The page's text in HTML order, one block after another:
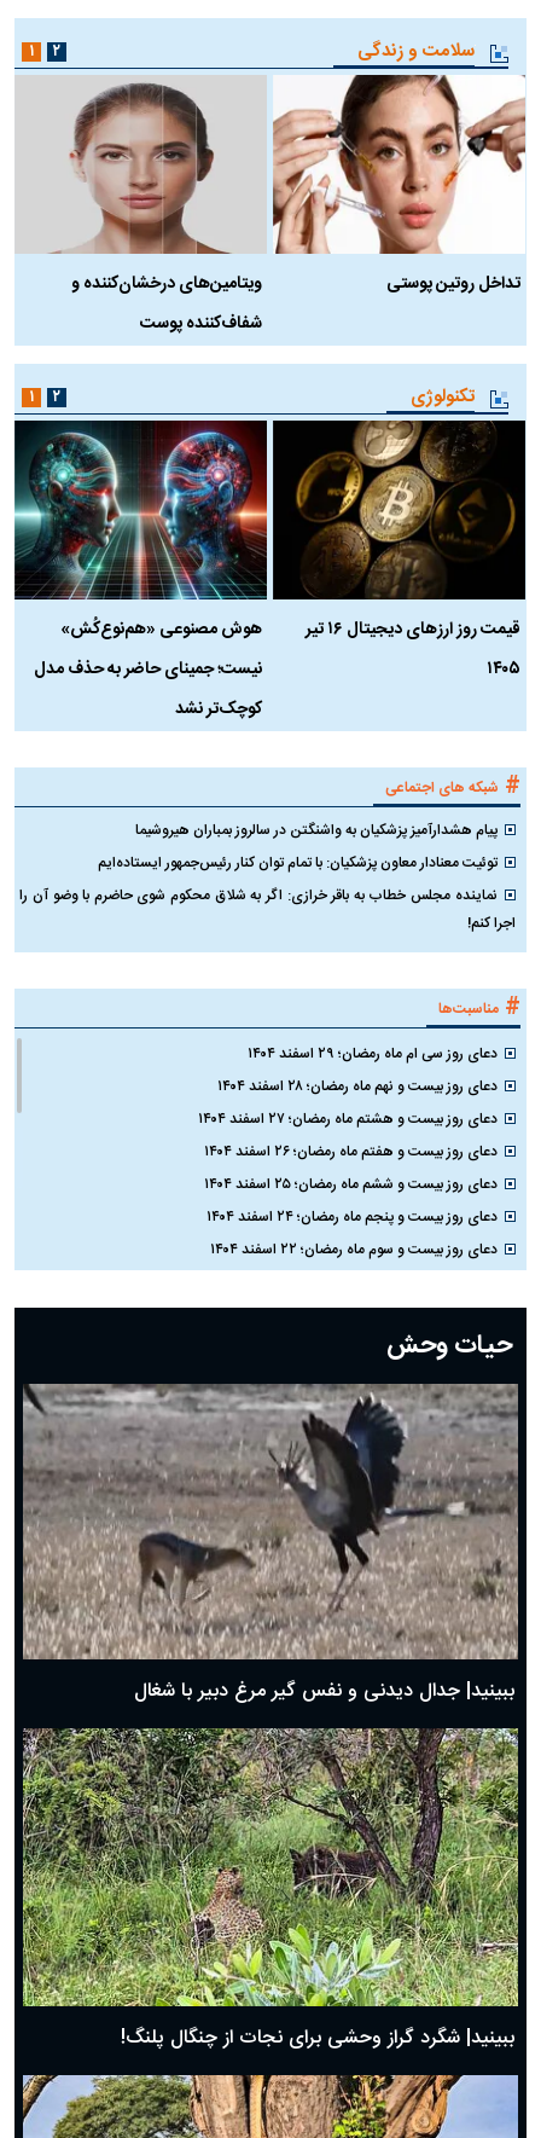
سلامت و زندگی
تداخل روتین پوستی
ویتامین‌های درخشان‌کننده و
شفاف‌کننده پوست
۱ ۲
تکنولوژی
قیمت روز ارز‌های دیجیتال ۱۶ تیر
۱۴۰۵
هوش مصنوعی «هم‌نوع‌کُش»
نیست؛ جمینای حاضر به حذف مدل
کوچک‌تر نشد
۱ ۲
# شبکه های اجتماعی
پیام هشدارآمیز پزشکیان به واشنگتن در سالروز بمباران هیروشیما
توئیت معنادار معاون پزشکیان: با تمام توان کنار رئیس‌جمهور ایستاده‌ایم
نماینده مجلس خطاب به باقر خرازی: اگر به شلاق محکوم شوی حاضرم با وضو آن را
اجرا کنم!
# مناسبت‌ها
دعای روز سی ام ماه رمضان؛ ۲۹ اسفند ۱۴۰۴
دعای روز بیست و نهم ماه رمضان؛ ۲۸ اسفند ۱۴۰۴
دعای روز بیست و هشتم ماه رمضان؛ ۲۷ اسفند ۱۴۰۴
دعای روز بیست و هفتم ماه رمضان؛ ۲۶ اسفند ۱۴۰۴
دعای روز بیست و ششم ماه رمضان؛ ۲۵ اسفند ۱۴۰۴
دعای روز بیست و پنجم ماه رمضان؛ ۲۴ اسفند ۱۴۰۴
دعای روز بیست و سوم ماه رمضان؛ ۲۲ اسفند ۱۴۰۴
دعای روز بیستم ماه رمضان؛ ۱۹ اسفند ۱۴۰۴
دعای روز هشتم ماه مبارک رمضان؛ ۷ اسفند ماه ۱۴۰۴
دعای روز هفتم ماه رمضان؛ ۶ اسفند ۱۴۰۴
دعای روز ششم ماه رمضان؛ ۵ اسفند ۱۴۰۴
دعای روز پنجم ماه رمضان؛ ۴ اسفند ۱۴۰۴
دعای روز چهارم ماه مبارک رمضان؛ ۳ اسفند ۱۴۰۴
دعای روز سوم ماه مبارک رمضان؛ ۱۴ اسفند ۱۴۰۴
دعای روز دوم ماه مبارک رمضان ۱ اسفند ماه ۱۴۰۴
دعای روز اول ماه مبارک رمضان، ۳۰ بهمن ۱۴۰۴
حضرت زینب(س) چگونه از دنیا رفت؟
بهترین پیامک تبریک روز پدر ۱۴۰۴؛ جملات زیبا و صمیمانه
حیات وحش
ببینید| جدال دیدنی و نفس گیر مرغ دبیر با شغال
ببینید| شگرد گراز وحشی برای نجات از چنگال پلنگ!